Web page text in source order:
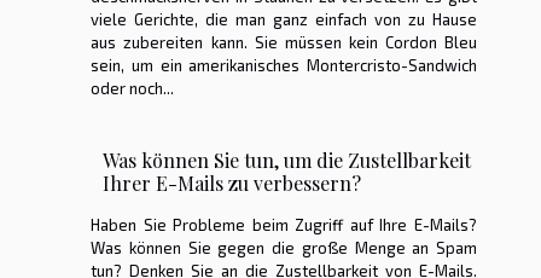
viele Gerichte, die man ganz einfach von zu Hause
aus zubereiten kann. Sie müssen kein Cordon Bleu
sein, um ein amerikanisches Montercristo-Sandwich
oder noch...
Was können Sie tun, um die Zustellbarkeit
Ihrer E-Mails zu verbessern?
Haben Sie Probleme beim Zugriff auf Ihre E-Mails?
Was können Sie gegen die große Menge an Spam
tun? Denken Sie an die Zustellbarkeit von E-Mails.